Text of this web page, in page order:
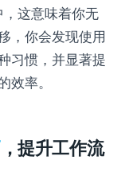
这意味着你无
，你会发现使用
习惯，并显著提
率。
，提升工作流